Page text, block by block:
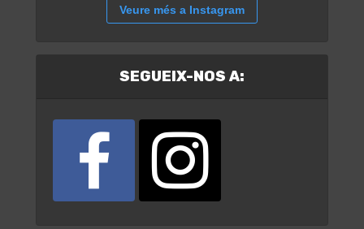
Veure més a Instagram
SEGUEIX-NOS A: